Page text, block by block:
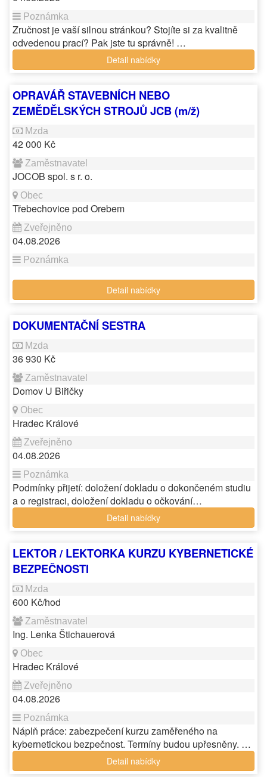
Zručnost je vaší silnou stránkou? Stojíte si za kvalitně
odvedenou prací? Pak jste tu správně! …
Detail nabídky
OPRAVÁŘ STAVEBNÍCH NEBO
ZEMĚDĚLSKÝCH STROJŮ JCB (m/ž)
42 000 Kč
JOCOB spol. s r. o.
Třebechovice pod Orebem
04.08.2026
Detail nabídky
DOKUMENTAČNÍ SESTRA
36 930 Kč
Domov U Biřičky
Hradec Králové
04.08.2026
Podmínky přijetí: doložení dokladu o dokončeném studiu
a o registraci, doložení dokladu o očkování…
Detail nabídky
LEKTOR / LEKTORKA KURZU KYBERNETICKÉ
BEZPEČNOSTI
600 Kč/hod
Ing. Lenka Štichauerová
Hradec Králové
04.08.2026
Náplň práce: zabezpečení kurzu zaměřeného na
kybernetickou bezpečnost. Termíny budou upřesněny. …
Detail nabídky